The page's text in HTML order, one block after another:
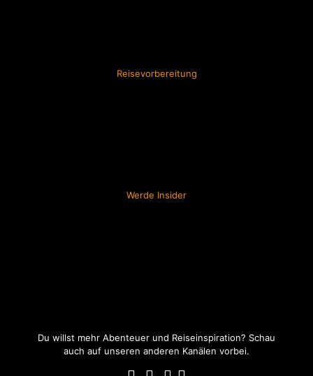
Reisevorbereitung
Werde Insider
Du willst mehr Abenteuer und Reiseinspiration? Schau
auch auf unseren anderen Kanälen vorbei.